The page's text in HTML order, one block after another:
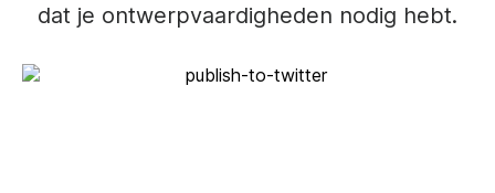
dat je ontwerpvaardigheden nodig hebt.